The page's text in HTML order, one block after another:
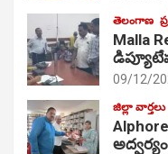
తెలంగాణ
Malla
09/12/
జిల్లా వార్తలు